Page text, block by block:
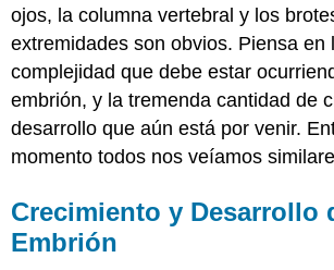
ojos, la columna vertebral y los
extremidades son obvios. Piensa en
complejidad que debe estar
embrión, y la tremenda cantidad de
desarrollo que aún está por venir.
momento todos nos veíamos
Crecimiento y Desarrollo
Embrión